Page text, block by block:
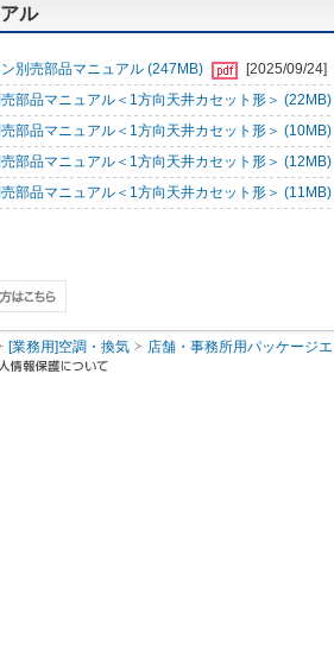
ル
別売部品マニュアル (247MB)
[2025/09/24]
部品マニュアル＜1方向天井カセット形＞ (22MB)
部品マニュアル＜1方向天井カセット形＞ (10MB)
部品マニュアル＜1方向天井カセット形＞ (12MB)
部品マニュアル＜1方向天井カセット形＞ (11MB)
[業務用]空調・換気 店舗・事務所用パッケージ